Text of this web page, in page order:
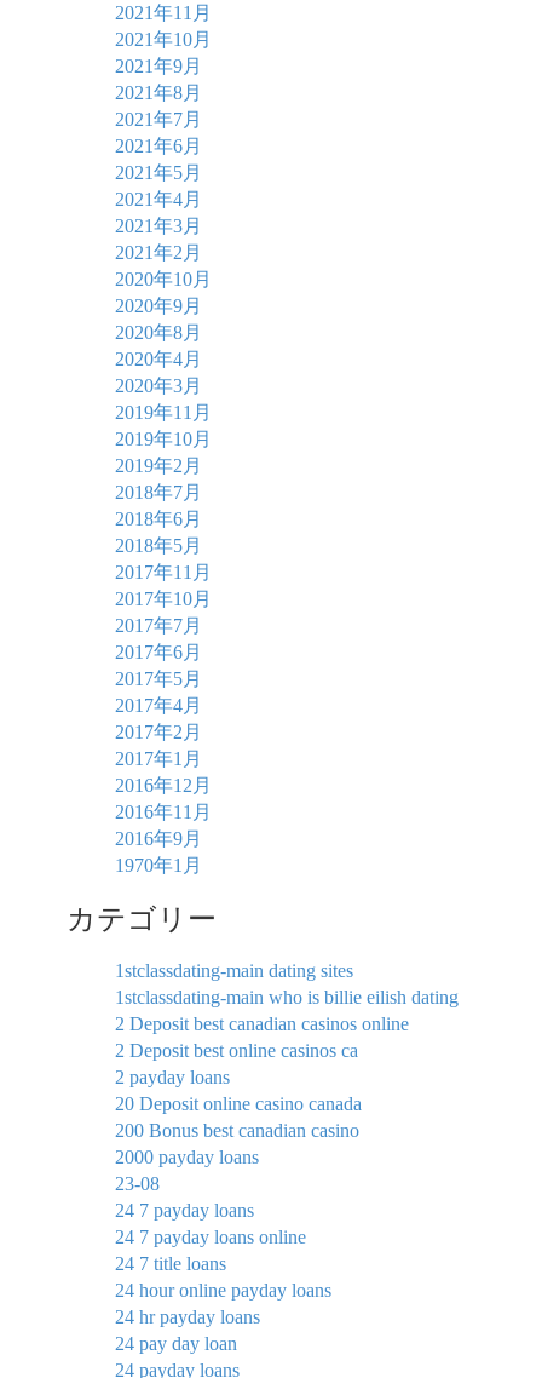
2021年11月
2021年10月
2021年9月
2021年8月
2021年7月
2021年6月
2021年5月
2021年4月
2021年3月
2021年2月
2020年10月
2020年9月
2020年8月
2020年4月
2020年3月
2019年11月
2019年10月
2019年2月
2018年7月
2018年6月
2018年5月
2017年11月
2017年10月
2017年7月
2017年6月
2017年5月
2017年4月
2017年2月
2017年1月
2016年12月
2016年11月
2016年9月
1970年1月
カテゴリー
1stclassdating-main dating sites
1stclassdating-main who is billie eilish dating
2 Deposit best canadian casinos online
2 Deposit best online casinos ca
2 payday loans
20 Deposit online casino canada
200 Bonus best canadian casino
2000 payday loans
23-08
24 7 payday loans
24 7 payday loans online
24 7 title loans
24 hour online payday loans
24 hr payday loans
24 pay day loan
24 payday loans